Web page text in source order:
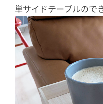
単サイドテーブルので